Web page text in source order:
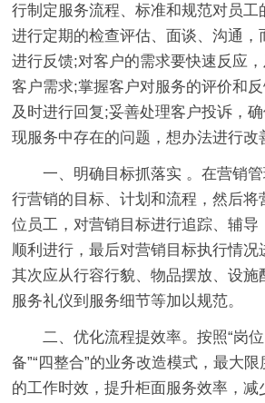
行制定服务流程、标准和规范对员工
进行定期的检查评估、面谈、沟通，
进行反馈;对客户的需求要快速反应
客户需求;掌握客户对服务的评价和
及时进行回复;妥善处理客户投诉，
现服务中存在的问题，想办法进行改
一、明确目标抓落实 。在营销
行营销的目标、计划和流程，然后将
位员工，对营销目标进行追踪、辅导
顺利进行，最后对营销目标执行情况
其次应从行容行貌、物品摆放、设施
服务礼仪到服务细节等加以规范。
二、优化流程提效率。按照“岗
备”“四整合”的业务改造模式，最大
的工作时效，提升柜面服务效率，减